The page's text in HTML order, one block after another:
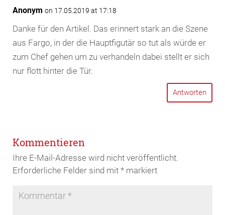
Anonym on 17.05.2019 at 17:18
Danke für den Artikel. Das erinnert stark an die Szene
aus Fargo, in der die Hauptfigutär so tut als würde er
zum Chef gehen um zu verhandeln dabei stellt er sich
nur flott hinter die Tür.
Antworten
Kommentieren
Ihre E-Mail-Adresse wird nicht veröffentlicht.
Erforderliche Felder sind mit *markiert